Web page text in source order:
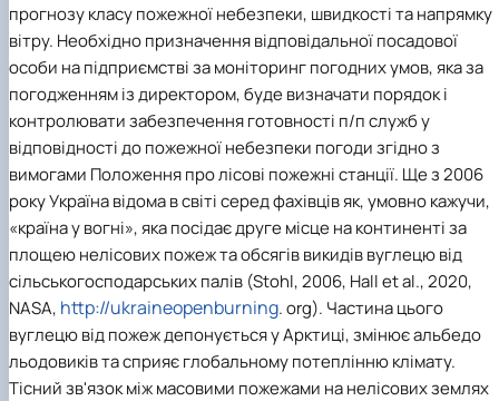
прогнозу класу пожежної небезпеки, швидкості та напрямку
вітру. Необхідно призначення відповідальної посадової
особи на підприємстві за моніторинг погодних умов, яка за
погодженням із директором, буде визначати порядок і
контролювати забезпечення готовності п/п служб у
відповідності до пожежної небезпеки погоди згідно з
вимогами Положення про лісові пожежні станції. Ще з 2006
року Україна відома в світі серед фахівців як, умовно кажучи,
«країна у вогні», яка посідає друге місце на континенті за
площею нелісових пожеж та обсягів викидів вуглецю від
сільськогосподарських палів (Stohl, 2006, Hall et al., 2020,
NASA, http://ukraineopenburning. org). Частина цього
вуглецю від пожеж депонується у Арктиці, змінює альбедо
льодовиків та сприяє глобальному потеплінню клімату.
Тісний зв'язок між масовими пожежами на нелісових землях